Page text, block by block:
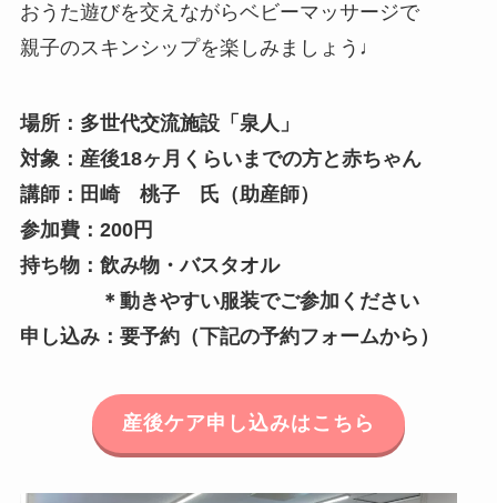
おうた遊びを交えながらベビーマッサージで
親子のスキンシップを楽しみましょう♩
場所：多世代交流施設「泉人」
対象：産後18ヶ月くらいまでの方と赤ちゃん
講師：田崎 桃子 氏（助産師）
参加費：200円
持ち物：飲み物・バスタオル
＊動きやすい服装でご参加ください
申し込み：要予約（下記の予約フォームから）
産後ケア申し込みはこちら